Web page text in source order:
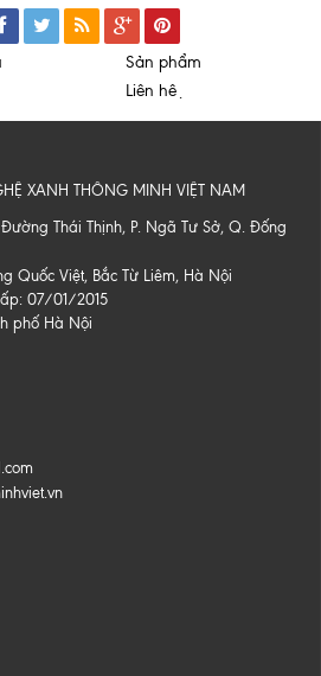
Sản phẩm
Liên hệ
XANH THÔNG MINH VIỆT NAM
Thái Thịnh, P. Ngã Tư Sở, Q. Đống
Quốc Việt, Bắc Từ Liêm, Hà Nội
07/01/2015
phố Hà Nội